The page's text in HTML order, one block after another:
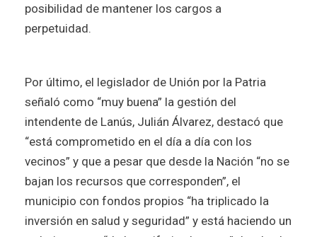
posibilidad de mantener los cargos a
perpetuidad.
Por último, el legislador de Unión por la Patria
señaló como “muy buena” la gestión del
intendente de Lanús, Julián Álvarez, destacó que
“está comprometido en el día a día con los
vecinos” y que a pesar que desde la Nación “no se
bajan los recursos que corresponden”, el
municipio con fondos propios “ha triplicado la
inversión en salud y seguridad” y está haciendo un